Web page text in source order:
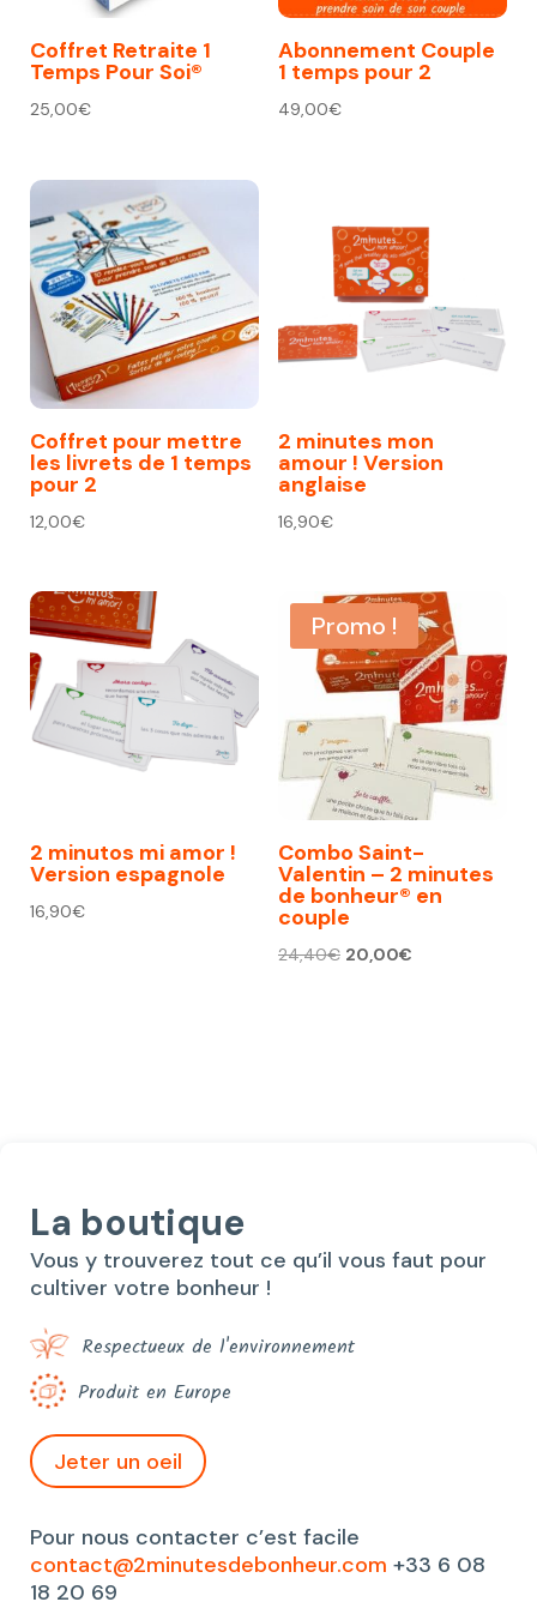
Coffret Retraite 1
Temps Pour Soi®
25,00€
Abonnement Couple
1 temps pour 2
49,00€
Coffret pour mettre
les livrets de 1 temps
pour 2
12,00€
2 minutes mon
amour ! Version
anglaise
16,90€
2 minutos mi amor !
Version espagnole
16,90€
Promo !
Combo Saint-
Valentin – 2 minutes
de bonheur® en
couple
24,40€ Le
20,00€Le
La boutique
Vous y trouverez tout ce qu’il vous faut pour
cultiver votre bonheur !
Respectueux de l'environnement
Produit en Europe
Jeter un oeil
Pour nous contacter c’est facile
contact@2minutesdebonheur.com +33 6 08
18 20 69